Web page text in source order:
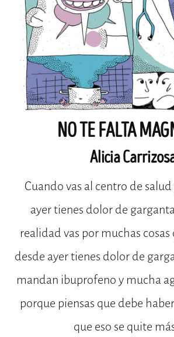
NO TE FALTA
Alicia
Cuando vas al centro de
ayer tienes dolor de
realidad vas por muchas cosas
desde ayer tienes dolor de
mandan ibuprofeno y mucha
porque piensas que debe
que eso se quite